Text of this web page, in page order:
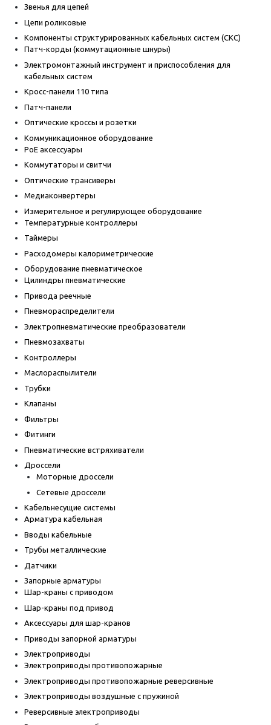
Звенья для цепей
Цепи роликовые
Компоненты структурированных кабельных систем (СКС)
Патч-корды (коммутационные шнуры)
Электромонтажный инструмент и приспособления для
кабельных систем
Кросс-панели 110 типа
Патч-панели
Оптические кроссы и розетки
Коммуникационное оборудование
PoE аксессуары
Коммутаторы и свитчи
Оптические трансиверы
Медиаконвертеры
Измерительное и регулирующее оборудование
Температурные контроллеры
Таймеры
Расходомеры калориметрические
Оборудование пневматическое
Цилиндры пневматические
Привода реечные
Пневмораспределители
Электропневматические преобразователи
Пневмозахваты
Контроллеры
Маслораспылители
Трубки
Клапаны
Фильтры
Фитинги
Пневматические встряхиватели
Дроссели
Моторные дроссели
Сетевые дроссели
Кабельнесущие системы
Арматура кабельная
Вводы кабельные
Трубы металлические
Датчики
Запорные арматуры
Шар-краны с приводом
Шар-краны под привод
Аксессуары для шар-кранов
Приводы запорной арматуры
Электроприводы
Электроприводы противопожарные
Электроприводы противопожарные реверсивные
Электроприводы воздушные с пружиной
Реверсивные электроприводы